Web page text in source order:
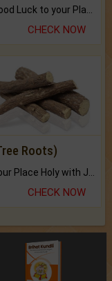
CHECK NOW
Roots)
CHECK NOW